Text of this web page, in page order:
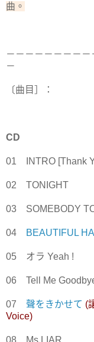
曲。
－－－－－－－－
－
〔曲目］：
CD
01 INTRO [Thank
02 TONIGHT
03 SOMEBODY
04 BEAUTIFUL
05 オラ Yeah !
06 Tell Me
07 聲をきかせて (
Voice)
08 Ms.LIAR